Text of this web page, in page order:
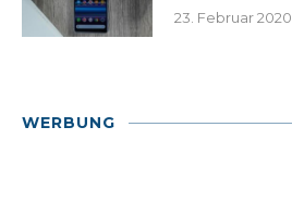
23. Februar 2020
WERBUNG